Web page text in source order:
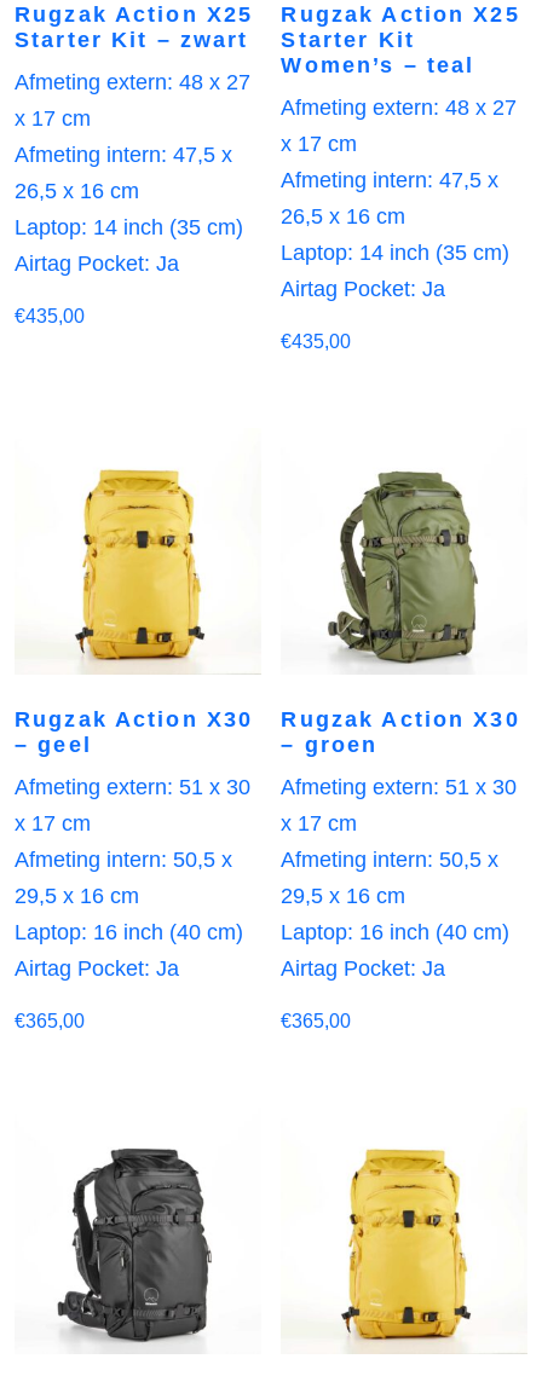
Rugzak Action X25
Starter Kit – zwart
Afmeting extern: 48 x 27
x 17 cm
Afmeting intern: 47,5 x
26,5 x 16 cm
Laptop: 14 inch (35 cm)
Airtag Pocket: Ja
€435,00
Rugzak Action X25
Starter Kit
Women’s – teal
Afmeting extern: 48 x 27
x 17 cm
Afmeting intern: 47,5 x
26,5 x 16 cm
Laptop: 14 inch (35 cm)
Airtag Pocket: Ja
€435,00
Rugzak Action X30
– geel
Afmeting extern: 51 x 30
x 17 cm
Afmeting intern: 50,5 x
29,5 x 16 cm
Laptop: 16 inch (40 cm)
Airtag Pocket: Ja
€365,00
Rugzak Action X30
– groen
Afmeting extern: 51 x 30
x 17 cm
Afmeting intern: 50,5 x
29,5 x 16 cm
Laptop: 16 inch (40 cm)
Airtag Pocket: Ja
€365,00